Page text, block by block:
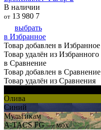
В наличии
от 13 980 7
выбрать
в Избранное
Товар добавлен в Избранное
Товар удалён из Избранного
в Сравнение
Товар добавлен в Сравнение
Товар удалён из Сравнения
Олива
Синий
Мультикам
A-TACS FG — мох